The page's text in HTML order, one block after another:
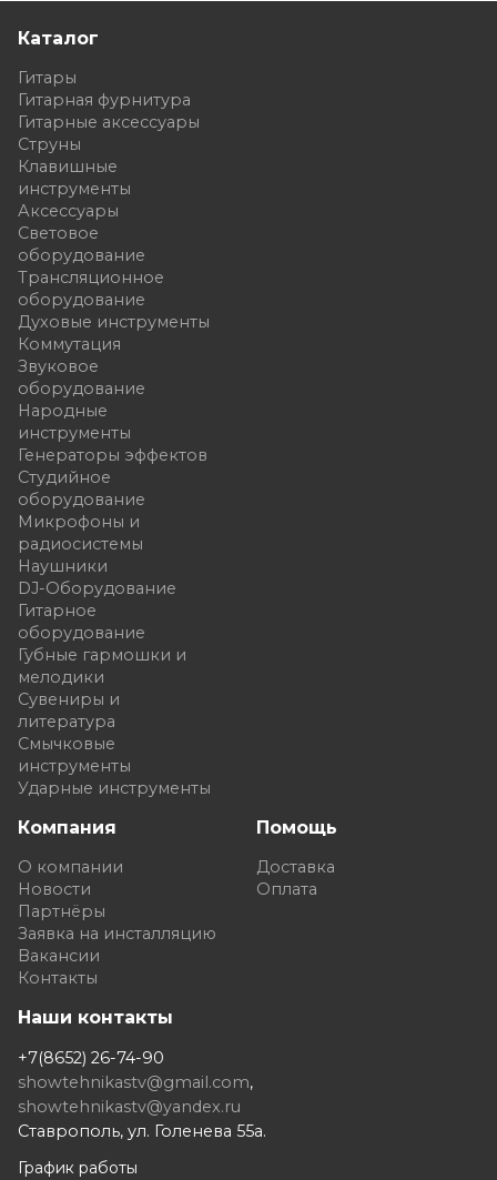
Каталог
Гитары
Гитарная фурнитура
Гитарные аксессуары
Струны
Клавишные
инструменты
Аксессуары
Световое
оборудование
Трансляционное
оборудование
Духовые инструменты
Коммутация
Звуковое
оборудование
Народные
инструменты
Генераторы эффектов
Студийное
оборудование
Микрофоны и
радиосистемы
Наушники
DJ-Оборудование
Гитарное
оборудование
Губные гармошки и
мелодики
Сувениры и
литература
Смычковые
инструменты
Ударные инструменты
Компания
О компании
Новости
Партнёры
Заявка на инсталляцию
Вакансии
Контакты
Помощь
Доставка
Оплата
Наши контакты
+7(8652) 26-74-90
showtehnikastv@gmail.com,
showtehnikastv@yandex.ru
Ставрополь, ул. Голенева 55а.
График работы